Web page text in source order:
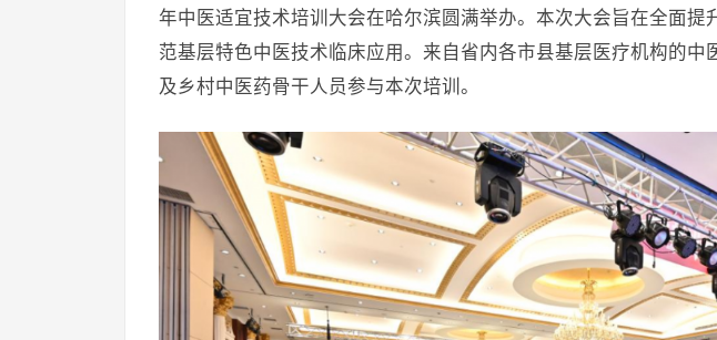
年中医适宜技术培训大会在哈尔滨圆满举办。本次大会旨在全面提
范基层特色中医技术临床应用。来自省内各市县基层医疗机构的中
及乡村中医药骨干人员参与本次培训。